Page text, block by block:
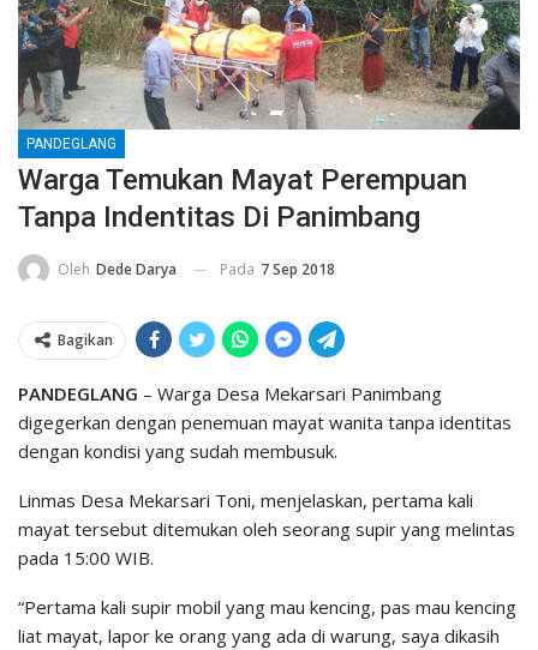
PANDEGLANG
Warga Temukan Mayat Perempuan
Tanpa Indentitas Di Panimbang
Oleh Dede Darya Pada 7 Sep 2018
Bagikan
PANDEGLANG – Warga Desa Mekarsari Panimbang
digegerkan dengan penemuan mayat wanita tanpa identitas
dengan kondisi yang sudah membusuk.
Linmas Desa Mekarsari Toni, menjelaskan, pertama kali
mayat tersebut ditemukan oleh seorang supir yang melintas
pada 15:00 WIB.
“Pertama kali supir mobil yang mau kencing, pas mau kencing
liat mayat, lapor ke orang yang ada di warung, saya dikasih